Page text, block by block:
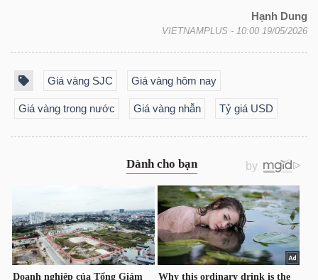
Hạnh Dung
VIETNAMPLUS - 10:00 19/05/2026
Giá vàng SJC Giá vàng hôm nay
Giá vàng trong nước Giá vàng nhẫn Tỷ giá USD
SINH
CÔNG
CỤ
ĐẦU